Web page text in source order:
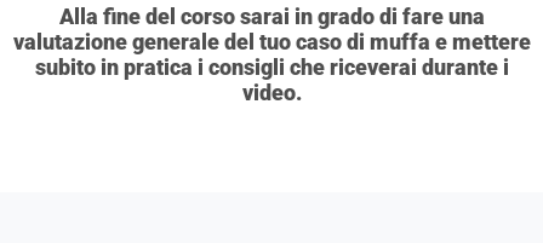
Alla fine del corso sarai in grado di fare una
valutazione generale del tuo caso di muffa e mettere
subito in pratica i consigli che riceverai durante i
video.